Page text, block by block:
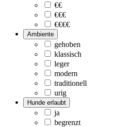
€€
€€€
€€€€
Ambiente
gehoben
klassisch
leger
modern
traditionell
urig
Hunde erlaubt
ja
begrenzt